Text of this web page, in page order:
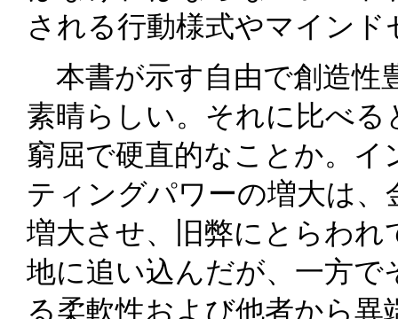
される行動様式やマイン
本書が示す自由で創造性
素晴らしい。それに比べ
窮屈で硬直的なことか。
ティングパワーの増大は
増大させ、旧弊にとらわ
地に追い込んだが、一方
る柔軟性および他者から